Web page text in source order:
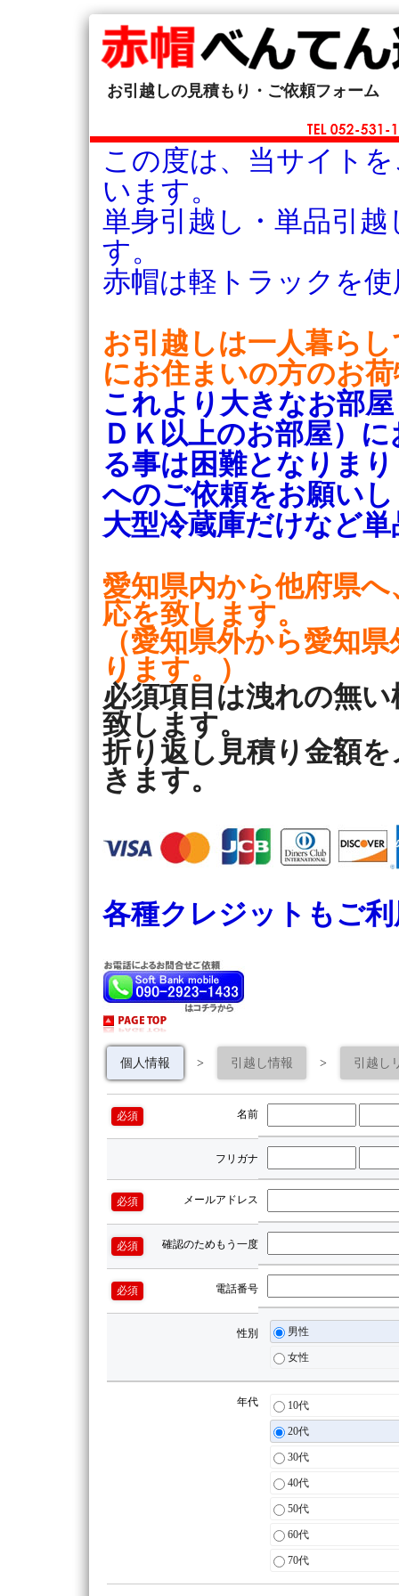
お引越しの見積もり・ご依頼フォーム
この度は、当サイト
います。
単身引越し・単品引
す。
赤帽は軽トラックを
お引越しは一人暮ら
にお住まいの方のお
これより大きなお部
ＤＫ以上のお部屋）
る事は困難となりま
へのご依頼をお願い
大型冷蔵庫だけなど
愛知県内から他府県
応を致します。
（愛知県外から愛知
ります。）
必須項目は洩れの無
致します。
折り返し見積り金額
きます。
各種クレジットもご
個人情報 > 引越し情報 > 引越し
必須 名前
フリガナ
必須 メールアドレス
必須 確認のためもう一度
必須 電話番号
性別 男性
女性
年代 10代
20代
30代
40代
50代
60代
70代